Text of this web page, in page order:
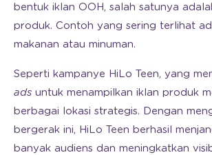
bentuk iklan OOH, salah satunya
produk. Contoh yang sering terlihat
makanan atau minuman.
Seperti kampanye HiLo Teen, yang
ads untuk menampilkan iklan produk
berbagai lokasi strategis. Dengan
bergerak ini, HiLo Teen berhasil
banyak audiens dan meningkatkan